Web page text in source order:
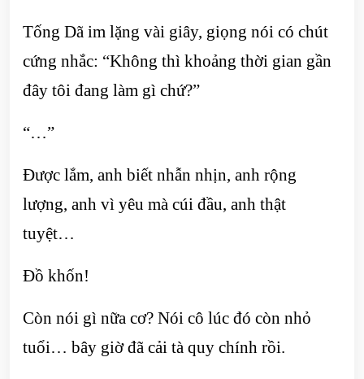
Tống Dã im lặng vài giây, giọng nói có chút
cứng nhắc: “Không thì khoảng thời gian gần
đây tôi đang làm gì chứ?”
“…”
Được lắm, anh biết nhẫn nhịn, anh rộng
lượng, anh vì yêu mà cúi đầu, anh thật
tuyệt…
Đồ khốn!
Còn nói gì nữa cơ? Nói cô lúc đó còn nhỏ
tuổi… bây giờ đã cải tà quy chính rồi.